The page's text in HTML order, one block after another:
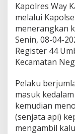
Kapolres Way
melalui
menerangkan
Senin, 08-04-
Register 44
Kecamatan
Pelaku
masuk
kemudian
(senjata api)
mengambil